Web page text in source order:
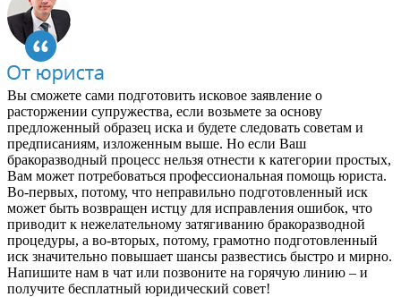
Вы сможете сами подготовить исковое заявление о
расторжении супружества, если возьмете за основу
предложенный образец иска и будете следовать советам и
предписаниям, изложенным выше. Но если Ваш
бракоразводный процесс нельзя отнести к категории простых,
Вам может потребоваться профессиональная помощь юриста.
Во-первых, потому, что неправильно подготовленный иск
может быть возвращен истцу для исправления ошибок, что
приводит к нежелательному затягиванию бракоразводной
процедуры, а во-вторых, потому, грамотно подготовленный
иск значительно повышает шансы развестись быстро и мирно.
Напишите нам в чат или позвоните на горячую линию – и
получите бесплатный юридический совет!